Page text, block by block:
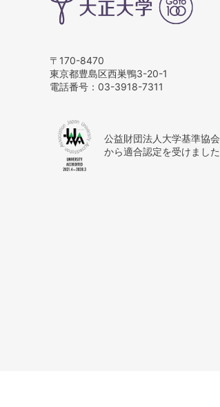
〒170-8470
東京都豊島区西巣鴨3-20-1
電話番号： 03-3918-7311
公益財団法人大学基準協会
から適合認定を受けました